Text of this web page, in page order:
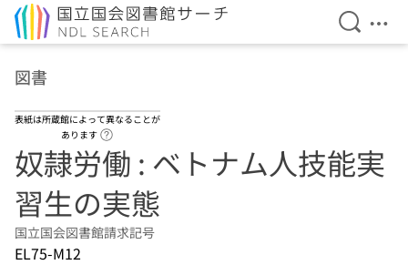
検索を
メ
図書
表紙は所蔵館によって異なることが
あります
奴隷労働 : ベトナム人技能実
習生の実態
国立国会図書館請求記号
EL75-M12